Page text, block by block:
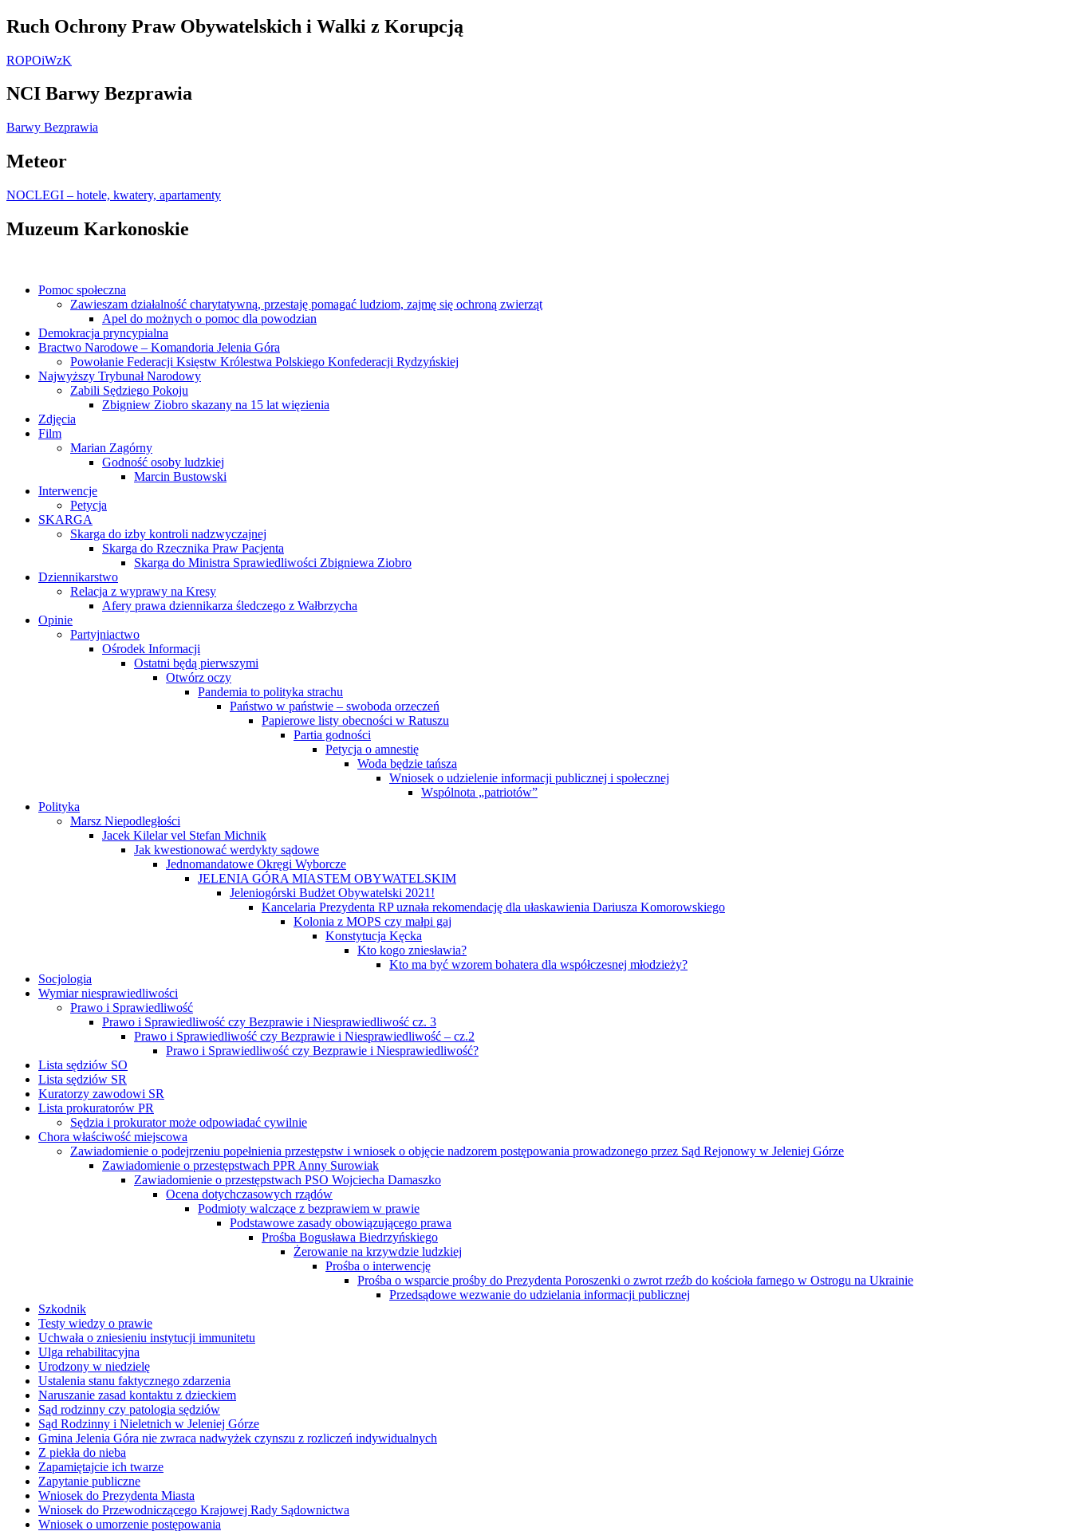
Ruch Ochrony Praw Obywatelskich i Walki z Korupcją
ROPOiWzK
NCI Barwy Bezprawia
Barwy Bezprawia
Meteor
NOCLEGI – hotele, kwatery, apartamenty
Muzeum Karkonoskie
Pomoc społeczna
Zawieszam działalność charytatywną, przestaję pomagać ludziom, zajmę się ochroną zwierząt
Apel do możnych o pomoc dla powodzian
Demokracja pryncypialna
Bractwo Narodowe – Komandoria Jelenia Góra
Powołanie Federacji Księstw Królestwa Polskiego Konfederacji Rydzyńskiej
Najwyższy Trybunał Narodowy
Zabili Sędziego Pokoju
Zbigniew Ziobro skazany na 15 lat więzienia
Zdjęcia
Film
Marian Zagórny
Godność osoby ludzkiej
Marcin Bustowski
Interwencje
Petycja
SKARGA
Skarga do izby kontroli nadzwyczajnej
Skarga do Rzecznika Praw Pacjenta
Skarga do Ministra Sprawiedliwości Zbigniewa Ziobro
Dziennikarstwo
Relacja z wyprawy na Kresy
Afery prawa dziennikarza śledczego z Wałbrzycha
Opinie
Partyjniactwo
Ośrodek Informacji
Ostatni będą pierwszymi
Otwórz oczy
Pandemia to polityka strachu
Państwo w państwie – swoboda orzeczeń
Papierowe listy obecności w Ratuszu
Partia godności
Petycja o amnestię
Woda będzie tańsza
Wniosek o udzielenie informacji publicznej i społecznej
Wspólnota „patriotów”
Polityka
Marsz Niepodległości
Jacek Kilelar vel Stefan Michnik
Jak kwestionować werdykty sądowe
Jednomandatowe Okręgi Wyborcze
JELENIA GÓRA MIASTEM OBYWATELSKIM
Jeleniogórski Budżet Obywatelski 2021!
Kancelaria Prezydenta RP uznała rekomendację dla ułaskawienia Dariusza Komorowskiego
Kolonia z MOPS czy małpi gaj
Konstytucja Kęcka
Kto kogo zniesławia?
Kto ma być wzorem bohatera dla współczesnej młodzieży?
Socjologia
Wymiar niesprawiedliwości
Prawo i Sprawiedliwość
Prawo i Sprawiedliwość czy Bezprawie i Niesprawiedliwość cz. 3
Prawo i Sprawiedliwość czy Bezprawie i Niesprawiedliwość – cz.2
Prawo i Sprawiedliwość czy Bezprawie i Niesprawiedliwość?
Lista sędziów SO
Lista sędziów SR
Kuratorzy zawodowi SR
Lista prokuratorów PR
Sędzia i prokurator może odpowiadać cywilnie
Chora właściwość miejscowa
Zawiadomienie o podejrzeniu popełnienia przestępstw i wniosek o objęcie nadzorem postępowania prowadzonego przez Sąd Rejonowy w Jeleniej Górze
Zawiadomienie o przestępstwach PPR Anny Surowiak
Zawiadomienie o przestępstwach PSO Wojciecha Damaszko
Ocena dotychczasowych rządów
Podmioty walczące z bezprawiem w prawie
Podstawowe zasady obowiązującego prawa
Prośba Bogusława Biedrzyńskiego
Żerowanie na krzywdzie ludzkiej
Prośba o interwencję
Prośba o wsparcie prośby do Prezydenta Poroszenki o zwrot rzeźb do kościoła farnego w Ostrogu na Ukrainie
Przedsądowe wezwanie do udzielania informacji publicznej
Szkodnik
Testy wiedzy o prawie
Uchwała o zniesieniu instytucji immunitetu
Ulga rehabilitacyjna
Urodzony w niedzielę
Ustalenia stanu faktycznego zdarzenia
Naruszanie zasad kontaktu z dzieckiem
Sąd rodzinny czy patologia sędziów
Sąd Rodzinny i Nieletnich w Jeleniej Górze
Gmina Jelenia Góra nie zwraca nadwyżek czynszu z rozliczeń indywidualnych
Z piekła do nieba
Zapamiętajcie ich twarze
Zapytanie publiczne
Wniosek do Prezydenta Miasta
Wniosek do Przewodniczącego Krajowej Rady Sądownictwa
Wniosek o umorzenie postępowania